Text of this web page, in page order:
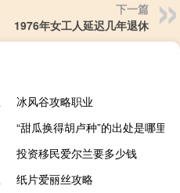
下一篇
1976年女工人延迟几年退休
冰风谷攻略职业
“甜瓜换得胡卢种”的出处是哪里
投资移民爱尔兰要多少钱
纸片爱丽丝攻略